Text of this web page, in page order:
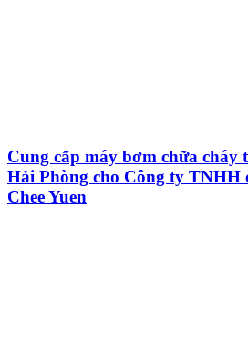
Cung cấp máy bơm chữa
Hải Phòng cho Công ty TNHH
Chee Yuen